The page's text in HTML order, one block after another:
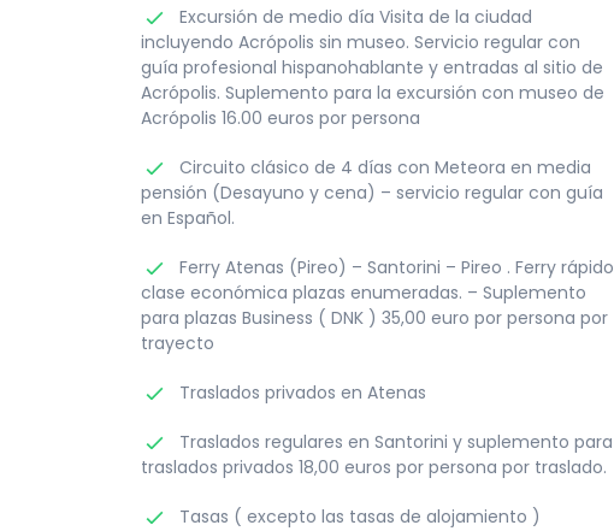
Excursión de medio día Visita de la ciudad
incluyendo Acrópolis sin museo. Servicio regular con
guía profesional hispanohablante y entradas al sitio de
Acrópolis. Suplemento para la excursión con museo de
Acrópolis 16.00 euros por persona
Circuito clásico de 4 días con Meteora en media
pensión (Desayuno y cena) – servicio regular con guía
en Español.
Ferry Atenas (Pireo) – Santorini – Pireo . Ferry rápido
clase económica plazas enumeradas. – Suplemento
para plazas Business ( DNK ) 35,00 euro por persona por
trayecto
Traslados privados en Atenas
Traslados regulares en Santorini y suplemento para
traslados privados 18,00 euros por persona por traslado.
Tasas ( excepto las tasas de alojamiento )